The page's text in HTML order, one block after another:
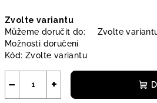
cena:
Zvolte variantu
Můžeme doručit do:
Zvolte
Možnosti doručení
Kód: Zvolte variantu
+
−